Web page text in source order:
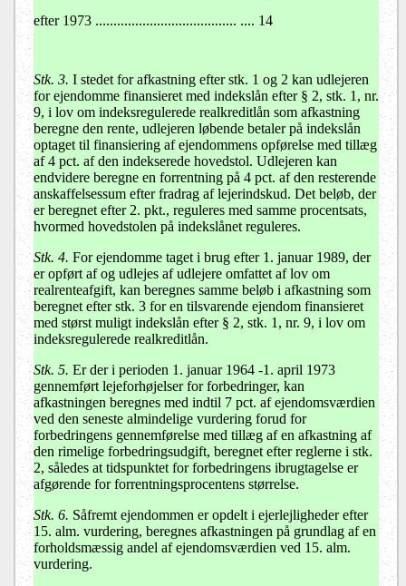
efter 1973 ....................................... .... 14
Stk. 3. I stedet for afkastning efter stk. 1 og 2 kan udlejeren
for ejendomme finansieret med indekslån efter § 2, stk. 1, nr.
9, i lov om indeksregulerede realkreditlån som afkastning
beregne den rente, udlejeren løbende betaler på indekslån
optaget til finansiering af ejendommens opførelse med tillæg
af 4 pct. af den indekserede hovedstol. Udlejeren kan
endvidere beregne en forrentning på 4 pct. af den resterende
anskaffelsessum efter fradrag af lejerindskud. Det beløb, der
er beregnet efter 2. pkt., reguleres med samme procentsats,
hvormed hovedstolen på indekslånet reguleres.
Stk. 4. For ejendomme taget i brug efter 1. januar 1989, der
er opført af og udlejes af udlejere omfattet af lov om
realrenteafgift, kan beregnes samme beløb i afkastning som
beregnet efter stk. 3 for en tilsvarende ejendom finansieret
med størst muligt indekslån efter § 2, stk. 1, nr. 9, i lov om
indeksregulerede realkreditlån.
Stk. 5. Er der i perioden 1. januar 1964 -1. april 1973
gennemført lejeforhøjelser for forbedringer, kan
afkastningen beregnes med indtil 7 pct. af ejendomsværdien
ved den seneste almindelige vurdering forud for
forbedringens gennemførelse med tillæg af en afkastning af
den rimelige forbedringsudgift, beregnet efter reglerne i stk.
2, således at tidspunktet for forbedringens ibrugtagelse er
afgørende for forrentningsprocentens størrelse.
Stk. 6. Såfremt ejendommen er opdelt i ejerlejligheder efter
15. alm. vurdering, beregnes afkastningen på grundlag af en
forholdsmæssig andel af ejendomsværdien ved 15. alm.
vurdering.